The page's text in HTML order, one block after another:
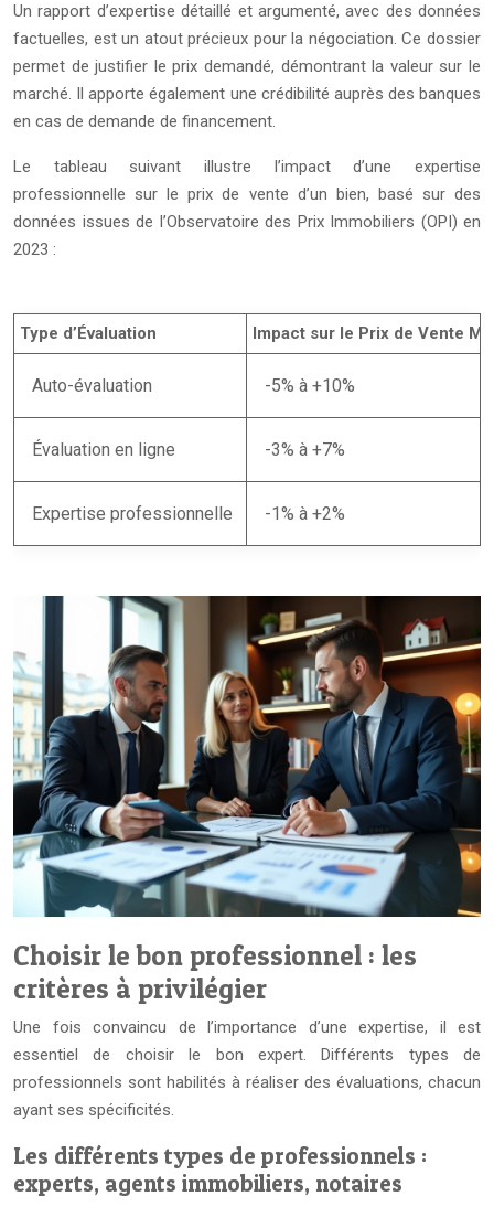
Un rapport d’expertise détaillé et argumenté, avec des données
factuelles, est un atout précieux pour la négociation. Ce dossier
permet de justifier le prix demandé, démontrant la valeur sur le
marché. Il apporte également une crédibilité auprès des banques
en cas de demande de financement.
Le tableau suivant illustre l’impact d’une expertise
professionnelle sur le prix de vente d’un bien, basé sur des
données issues de l’Observatoire des Prix Immobiliers (OPI) en
2023 :
Type d’Évaluation Impact sur le Prix de Vente
Auto-évaluation -5% à +10%
Évaluation en ligne -3% à +7%
Expertise professionnelle -1% à +2%
Choisir le bon professionnel : les
critères à privilégier
Une fois convaincu de l’importance d’une expertise, il est
essentiel de choisir le bon expert. Différents types de
professionnels sont habilités à réaliser des évaluations, chacun
ayant ses spécificités.
Les différents types de professionnels :
experts, agents immobiliers, notaires